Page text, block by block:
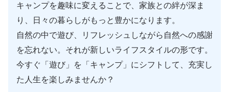
キャンプを趣味に変えることで、家族との絆が深ま
り、日々の暮らしがもっと豊かになります。
自然の中で遊び、リフレッシュしながら自然への感謝
を忘れない。それが新しいライフスタイルの形です。
今すぐ「遊び」を「キャンプ」にシフトして、充実し
た人生を楽しみませんか？